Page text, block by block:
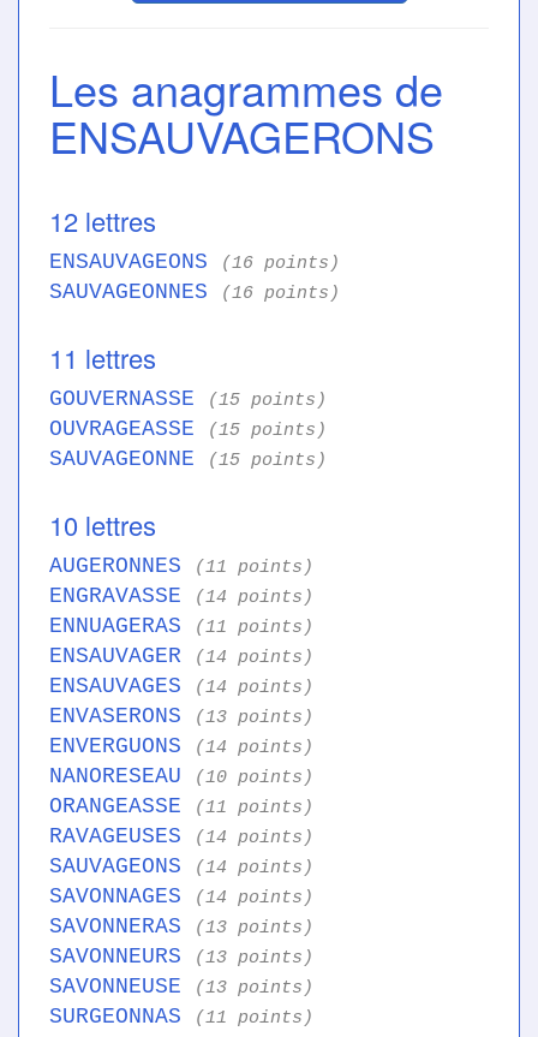
Les anagrammes de
ENSAUVAGERONS
12 lettres
ENSAUVAGEONS (16 points)
SAUVAGEONNES (16 points)
11 lettres
GOUVERNASSE (15 points)
OUVRAGEASSE (15 points)
SAUVAGEONNE (15 points)
10 lettres
AUGERONNES (11 points)
ENGRAVASSE (14 points)
ENNUAGERAS (11 points)
ENSAUVAGER (14 points)
ENSAUVAGES (14 points)
ENVASERONS (13 points)
ENVERGUONS (14 points)
NANORESEAU (10 points)
ORANGEASSE (11 points)
RAVAGEUSES (14 points)
SAUVAGEONS (14 points)
SAVONNAGES (14 points)
SAVONNERAS (13 points)
SAVONNEURS (13 points)
SAVONNEUSE (13 points)
SURGEONNAS (11 points)